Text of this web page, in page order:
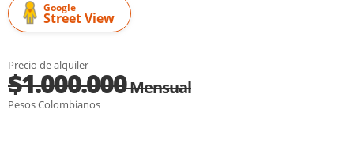
Google
Street View
Precio de alquiler
$1.000.000Mensual
Pesos Colombianos